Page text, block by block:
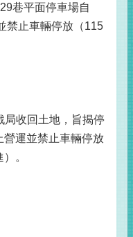
巷平面停車場自
禁止車輛停放（115
局收回土地，旨揭停
運並禁止車輛停放
）。